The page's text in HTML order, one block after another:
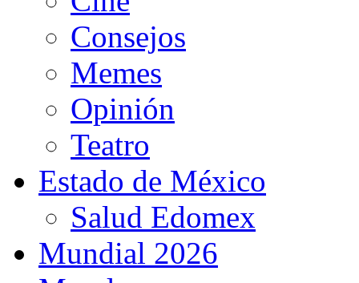
Consejos
Memes
Opinión
Teatro
Estado de México
Salud Edomex
Mundial 2026